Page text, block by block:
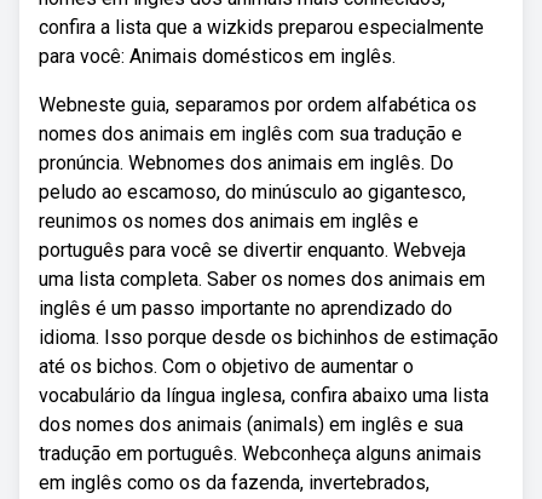
confira a lista que a wizkids preparou especialmente
para você: Animais domésticos em inglês.
Webneste guia, separamos por ordem alfabética os
nomes dos animais em inglês com sua tradução e
pronúncia. Webnomes dos animais em inglês. Do
peludo ao escamoso, do minúsculo ao gigantesco,
reunimos os nomes dos animais em inglês e
português para você se divertir enquanto. Webveja
uma lista completa. Saber os nomes dos animais em
inglês é um passo importante no aprendizado do
idioma. Isso porque desde os bichinhos de estimação
até os bichos. Com o objetivo de aumentar o
vocabulário da língua inglesa, confira abaixo uma lista
dos nomes dos animais (animals) em inglês e sua
tradução em português. Webconheça alguns animais
em inglês como os da fazenda, invertebrados,